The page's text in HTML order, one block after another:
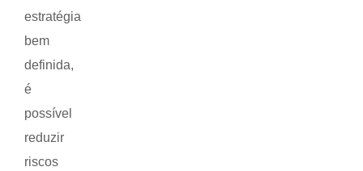
estratégia
bem
definida,
é
possível
reduzir
riscos